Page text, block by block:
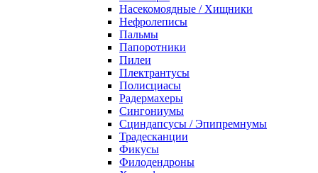
Насекомоядные / Хищники
Нефролеписы
Пальмы
Папоротники
Пилеи
Плектрантусы
Полисциасы
Радермахеры
Сингониумы
Сциндапсусы / Эпипремнумы
Традесканции
Фикусы
Филодендроны